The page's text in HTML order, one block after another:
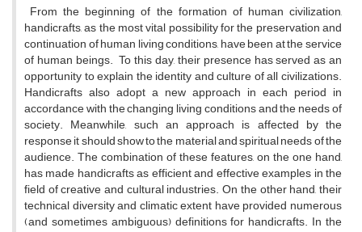
From the beginning of the formation of human civilization,
handicrafts, as the most vital possibility for the preservation and
continuation of human living conditions, have been at the service
of human beings. To this day, their presence has served as an
opportunity to explain the identity and culture of all civilizations.
Handicrafts also adopt a new approach in each period in
accordance with the changing living conditions and the needs of
society. Meanwhile, such an approach is affected by the
response it should show to the material and spiritual needs of the
audience. The combination of these features, on the one hand,
has made handicrafts as efficient and effective examples in the
field of creative and cultural industries. On the other hand, their
technical diversity and climatic extent have provided numerous
(and sometimes ambiguous) definitions for handicrafts. In the